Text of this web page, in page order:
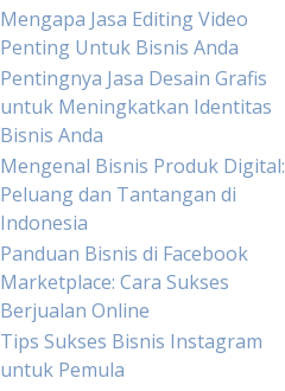
Mengapa Jasa Editing Video
Penting Untuk Bisnis Anda
Pentingnya Jasa Desain Grafis
untuk Meningkatkan Identitas
Bisnis Anda
Mengenal Bisnis Produk Digital:
Peluang dan Tantangan di
Indonesia
Panduan Bisnis di Facebook
Marketplace: Cara Sukses
Berjualan Online
Tips Sukses Bisnis Instagram
untuk Pemula